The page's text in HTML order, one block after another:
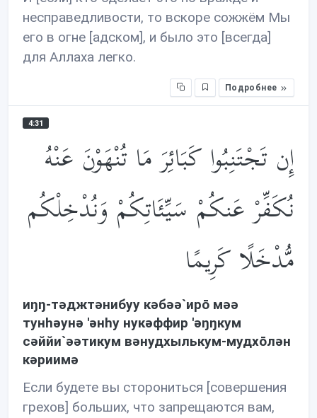
несправедливости, то вскоре сожжём Мы
его в огне [адском], и было это [всегда]
для Аллаха легко.
Подробнее
4:31
إِن تَجْتَنِبُوا كَبَائِرَ مَا تُنْهَوْنَ عَنْهُ
نُكَفِّرْ عَنكُمْ سَيِّئَاتِكُمْ وَنُدْخِلْكُم
مُّدْخَلًا كَرِيمًا
иŋŋ-тəджтəнибуу кəбəə`ирō мəə
тунhəунə 'əнhу нукəффир 'əŋŋкум
сəййи`əəтикум вəнудхылькум-мудхōлəн
кəриимə
Если будете вы сторониться [совершения
грехов] больших, что запрещаются вам,